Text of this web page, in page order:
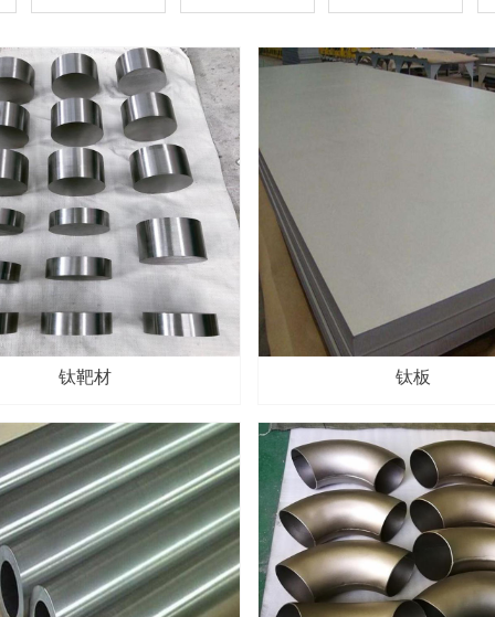
钛靶材 钛板